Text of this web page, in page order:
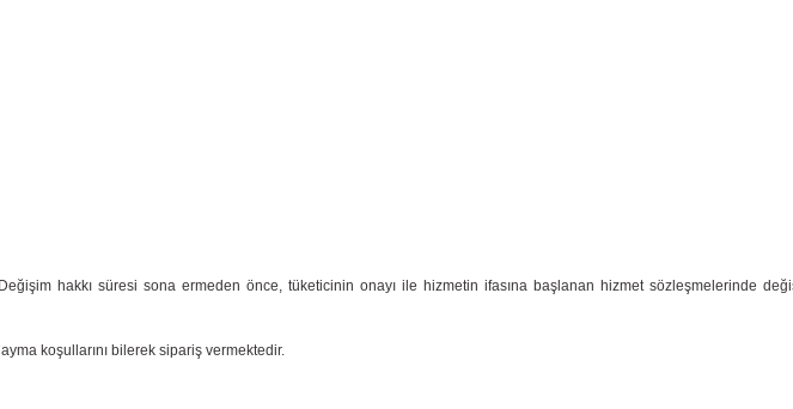
hakkı süresi sona ermeden önce, tüketicinin onayı ile hizmetin ifasına başlanan hizmet sözleşmelerinde
koşullarını bilerek sipariş vermektedir.